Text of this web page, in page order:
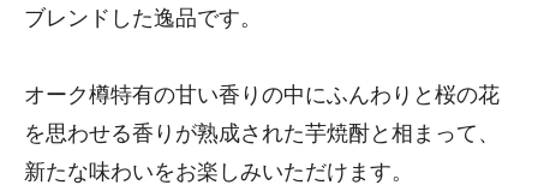
ブレンドした逸品です。
オーク樽特有の甘い香りの中にふんわりと桜の花
を思わせる香りが熟成された芋焼酎と相まって、
新たな味わいをお楽しみいただけます。